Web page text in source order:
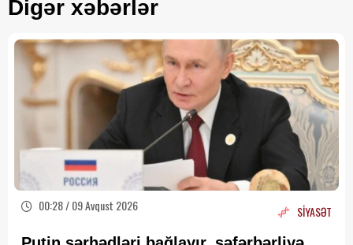
Digər xəbərlər
00:28 / 09 Avqust 2026 SİYASƏT